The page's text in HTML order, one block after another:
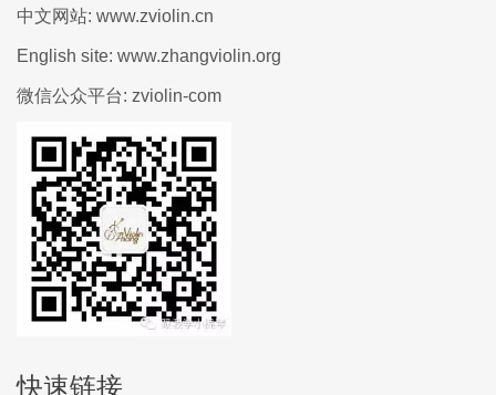
中文网站: www.zviolin.cn
English site: www.zhangviolin.org
微信公众平台: zviolin-com
快速链接